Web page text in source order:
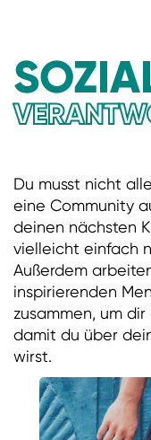
Du musst nicht
eine Community
deinen nächsten
vielleicht einfach
Außerdem
inspirierenden
zusammen, um
damit du über
wirst.